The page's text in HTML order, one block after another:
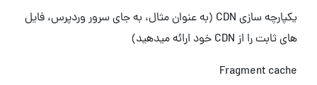
یکپارچه سازی CDN (به عنوان مثال، به جای سرور وردپرس، فایل
های ثابت را از CDN خود ارائه میدهید)
Fragment cache